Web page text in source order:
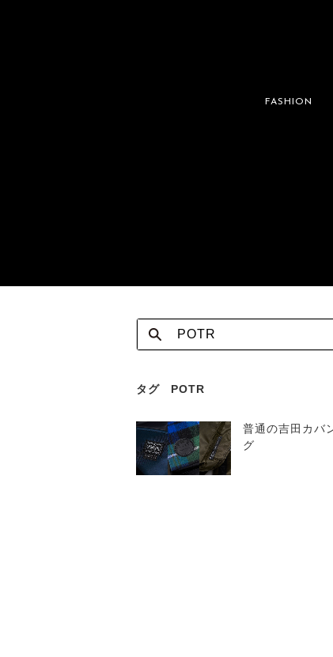
FASHION
タグ POTR
普通の吉田カバ
グ